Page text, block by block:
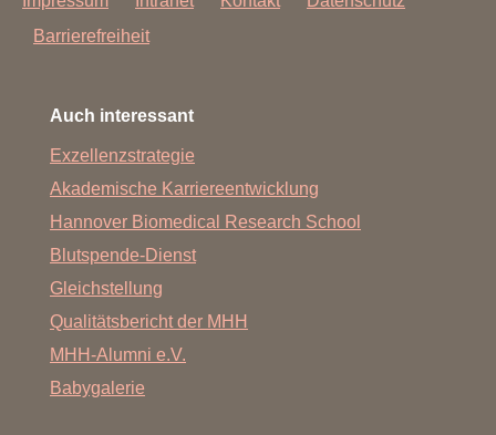
Barrierefreiheit
Auch interessant
Exzellenzstrategie
Akademische Karriereentwicklung
Hannover Biomedical Research School
Blutspende-Dienst
Gleichstellung
Qualitätsbericht der MHH
MHH-Alumni e.V.
Babygalerie